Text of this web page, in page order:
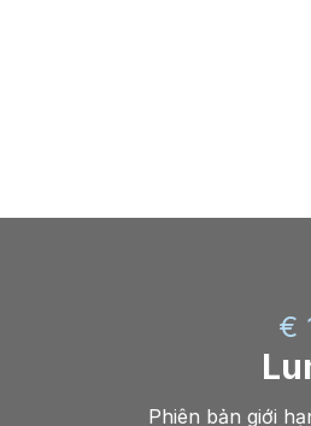
€
Phiên bản giới